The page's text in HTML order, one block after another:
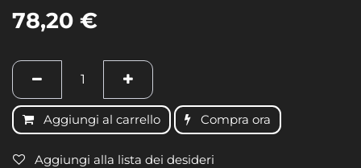
78,20 €
Aggiungi al carrello Compra ora
Aggiungi alla lista dei desideri